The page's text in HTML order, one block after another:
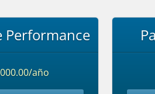
Performance
año